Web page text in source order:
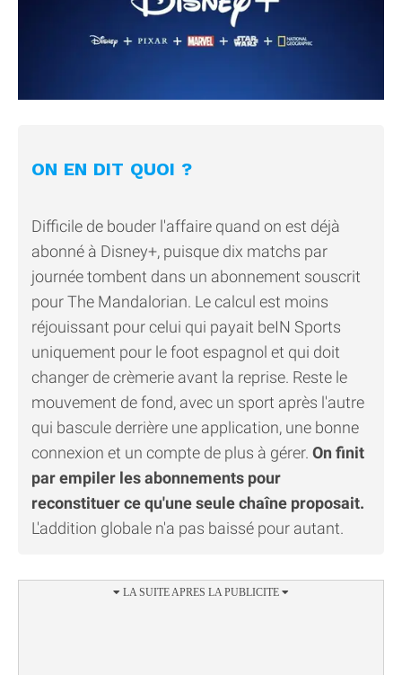
ON EN DIT QUOI ?
Difficile de bouder l'affaire quand on est déjà
abonné à Disney+, puisque dix matchs par
journée tombent dans un abonnement souscrit
pour The Mandalorian. Le calcul est moins
réjouissant pour celui qui payait beIN Sports
uniquement pour le foot espagnol et qui doit
changer de crèmerie avant la reprise. Reste le
mouvement de fond, avec un sport après l'autre
qui bascule derrière une application, une bonne
connexion et un compte de plus à gérer. On finit
par empiler les abonnements pour
reconstituer ce qu'une seule chaîne proposait.
L'addition globale n'a pas baissé pour autant.